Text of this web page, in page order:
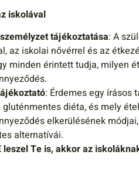
iskolával
tájékoztatása: A
az iskolai nővérrel és az
minden érintett tudja, milyen
: Érdemes egy írásos
diéta, és mely
elkerülésének
alternatívái.
leszel Te is, akkor az